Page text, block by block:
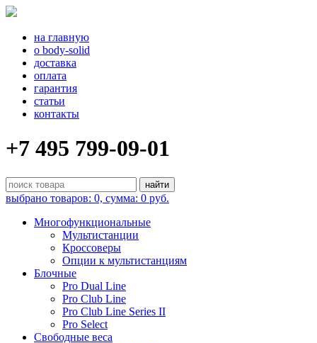
на главную
о body-solid
доставка
оплата
гарантия
статьи
контакты
+7 495 799-09-01
выбрано товаров: 0, сумма: 0 руб.
Многофункциональные
Мультистанции
Кроссоверы
Опции к мультистанциям
Блочные
Pro Dual Line
Pro Club Line
Pro Club Line Series II
Pro Select
Свободные веса